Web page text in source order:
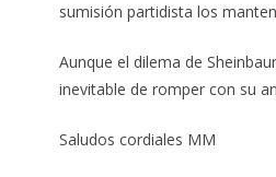
sumisión partidista los
Aunque el dilema de
inevitable de romper con su
Saludos cordiales MM